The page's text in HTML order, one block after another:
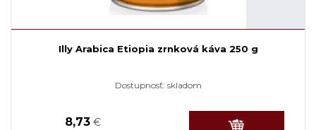
Illy Arabica Etiopia zrnková káva 250 g
Dostupnosť: skladom
8,73 €